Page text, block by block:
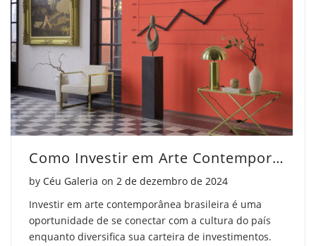
Como Investir em Arte Contemporânea Brasileira Com Segurança
by Céu Galeria on Posted on
2 de dezembro de 2024
Investir em arte contemporânea brasileira é uma
oportunidade de se conectar com a cultura do país
enquanto diversifica sua carteira de investimentos.